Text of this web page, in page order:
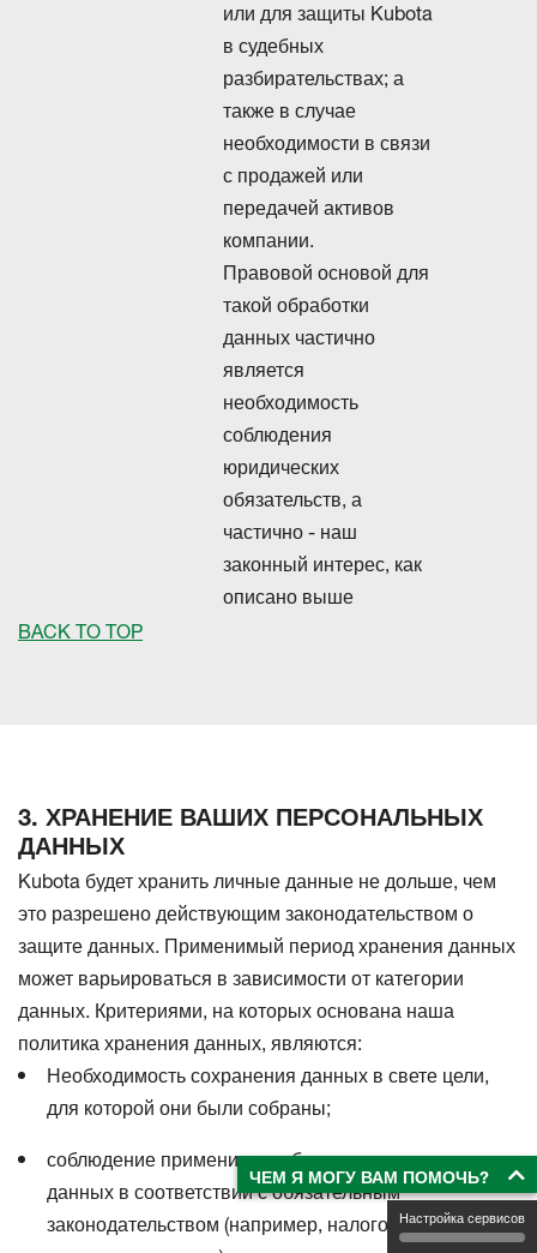
или для защиты Kubota
в судебных
разбирательствах; а
также в случае
необходимости в связи
с продажей или
передачей активов
компании.
Правовой основой для
такой обработки
данных частично
является
необходимость
соблюдения
юридических
обязательств, а
частично - наш
законный интерес, как
описано выше
BACK TO TOP
3. ХРАНЕНИЕ ВАШИХ ПЕРСОНАЛЬНЫХ
ДАННЫХ
Kubota будет хранить личные данные не дольше, чем
это разрешено действующим законодательством о
защите данных. Применимый период хранения данных
может варьироваться в зависимости от категории
данных. Критериями, на которых основана наша
политика хранения данных, являются:
Необходимость сохранения данных в свете цели,
для которой они были собраны;
соблюдение применимых обязательств по хранению
данных в соответствии с обязательным
законодательством (например, налоговым
ЧЕМ Я МОГУ ВАМ ПОМОЧЬ?
Настройка сервисов